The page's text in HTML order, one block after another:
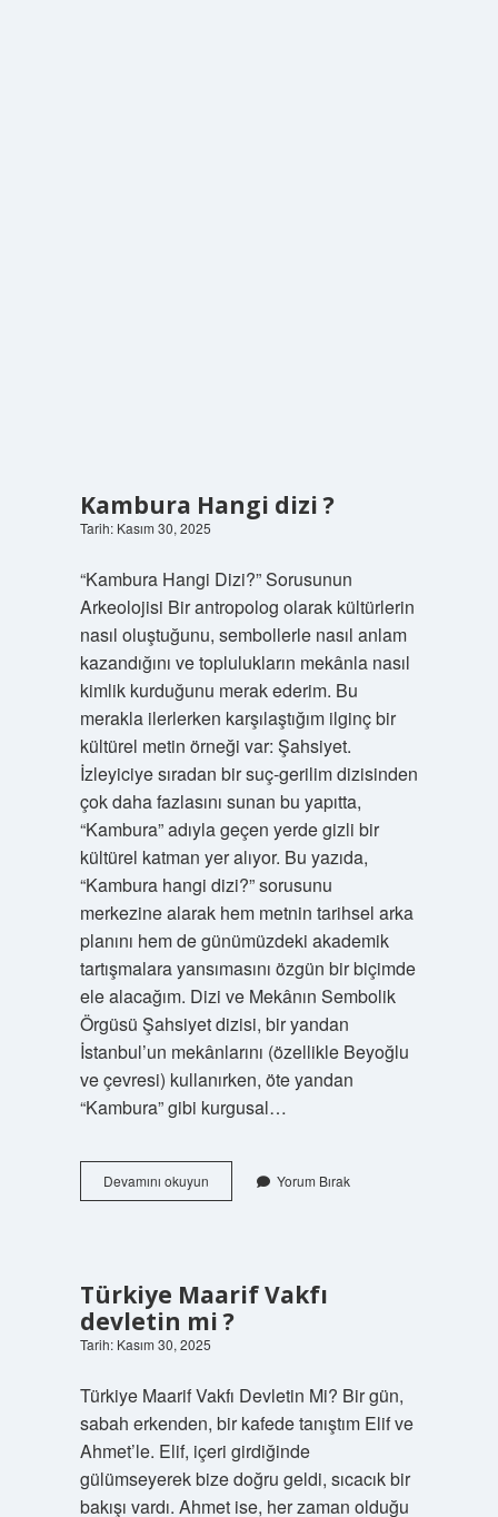
Kambura Hangi dizi ?
Tarih: Kasım 30, 2025
“Kambura Hangi Dizi?” Sorusunun
Arkeolojisi Bir antropolog olarak kültürlerin
nasıl oluştuğunu, sembollerle nasıl anlam
kazandığını ve toplulukların mekânla nasıl
kimlik kurduğunu merak ederim. Bu
merakla ilerlerken karşılaştığım ilginç bir
kültürel metin örneği var: Şahsiyet.
İzleyiciye sıradan bir suç‑gerilim dizisinden
çok daha fazlasını sunan bu yapıtta,
“Kambura” adıyla geçen yerde gizli bir
kültürel katman yer alıyor. Bu yazıda,
“Kambura hangi dizi?” sorusunu
merkezine alarak hem metnin tarihsel arka
planını hem de günümüzdeki akademik
tartışmalara yansımasını özgün bir biçimde
ele alacağım. Dizi ve Mekânın Sembolik
Örgüsü Şahsiyet dizisi, bir yandan
İstanbul’un mekânlarını (özellikle Beyoğlu
ve çevresi) kullanırken, öte yandan
“Kambura” gibi kurgusal…
Devamını okuyunKambura
Hangi
Yorum Bırak
Türkiye Maarif Vakfı
devletin mi ?
Tarih: Kasım 30, 2025
Türkiye Maarif Vakfı Devletin Mi? Bir gün,
sabah erkenden, bir kafede tanıştım Elif ve
Ahmet’le. Elif, içeri girdiğinde
gülümseyerek bize doğru geldi, sıcacık bir
bakışı vardı. Ahmet ise, her zaman olduğu